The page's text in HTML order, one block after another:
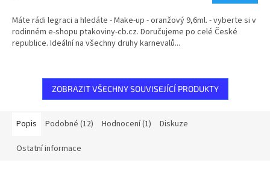
Máte rádi legraci a hledáte - Make-up - oranžový 9,6ml. - vyberte si v
rodinném e-shopu ptakoviny-cb.cz. Doručujeme po celé České
republice. Ideální na všechny druhy karnevalů...
ZOBRAZIT VŠECHNY SOUVISEJÍCÍ PRODUKTY
Popis Podobné (12) Hodnocení (1) Diskuze
Ostatní informace